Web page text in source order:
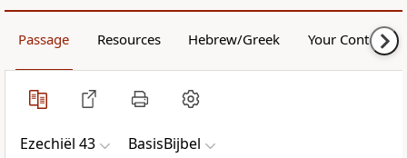
Passage Resources Hebrew/Greek Your Content
Ezechiël 43 BasisBijbel